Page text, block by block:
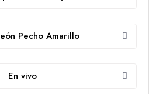
Pecho Amarillo
En vivo